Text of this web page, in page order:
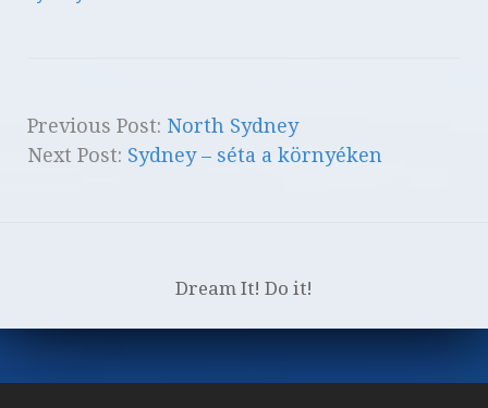
Previous Post: North Sydney
Next Post: Sydney – séta a környéken
Dream It! Do it!